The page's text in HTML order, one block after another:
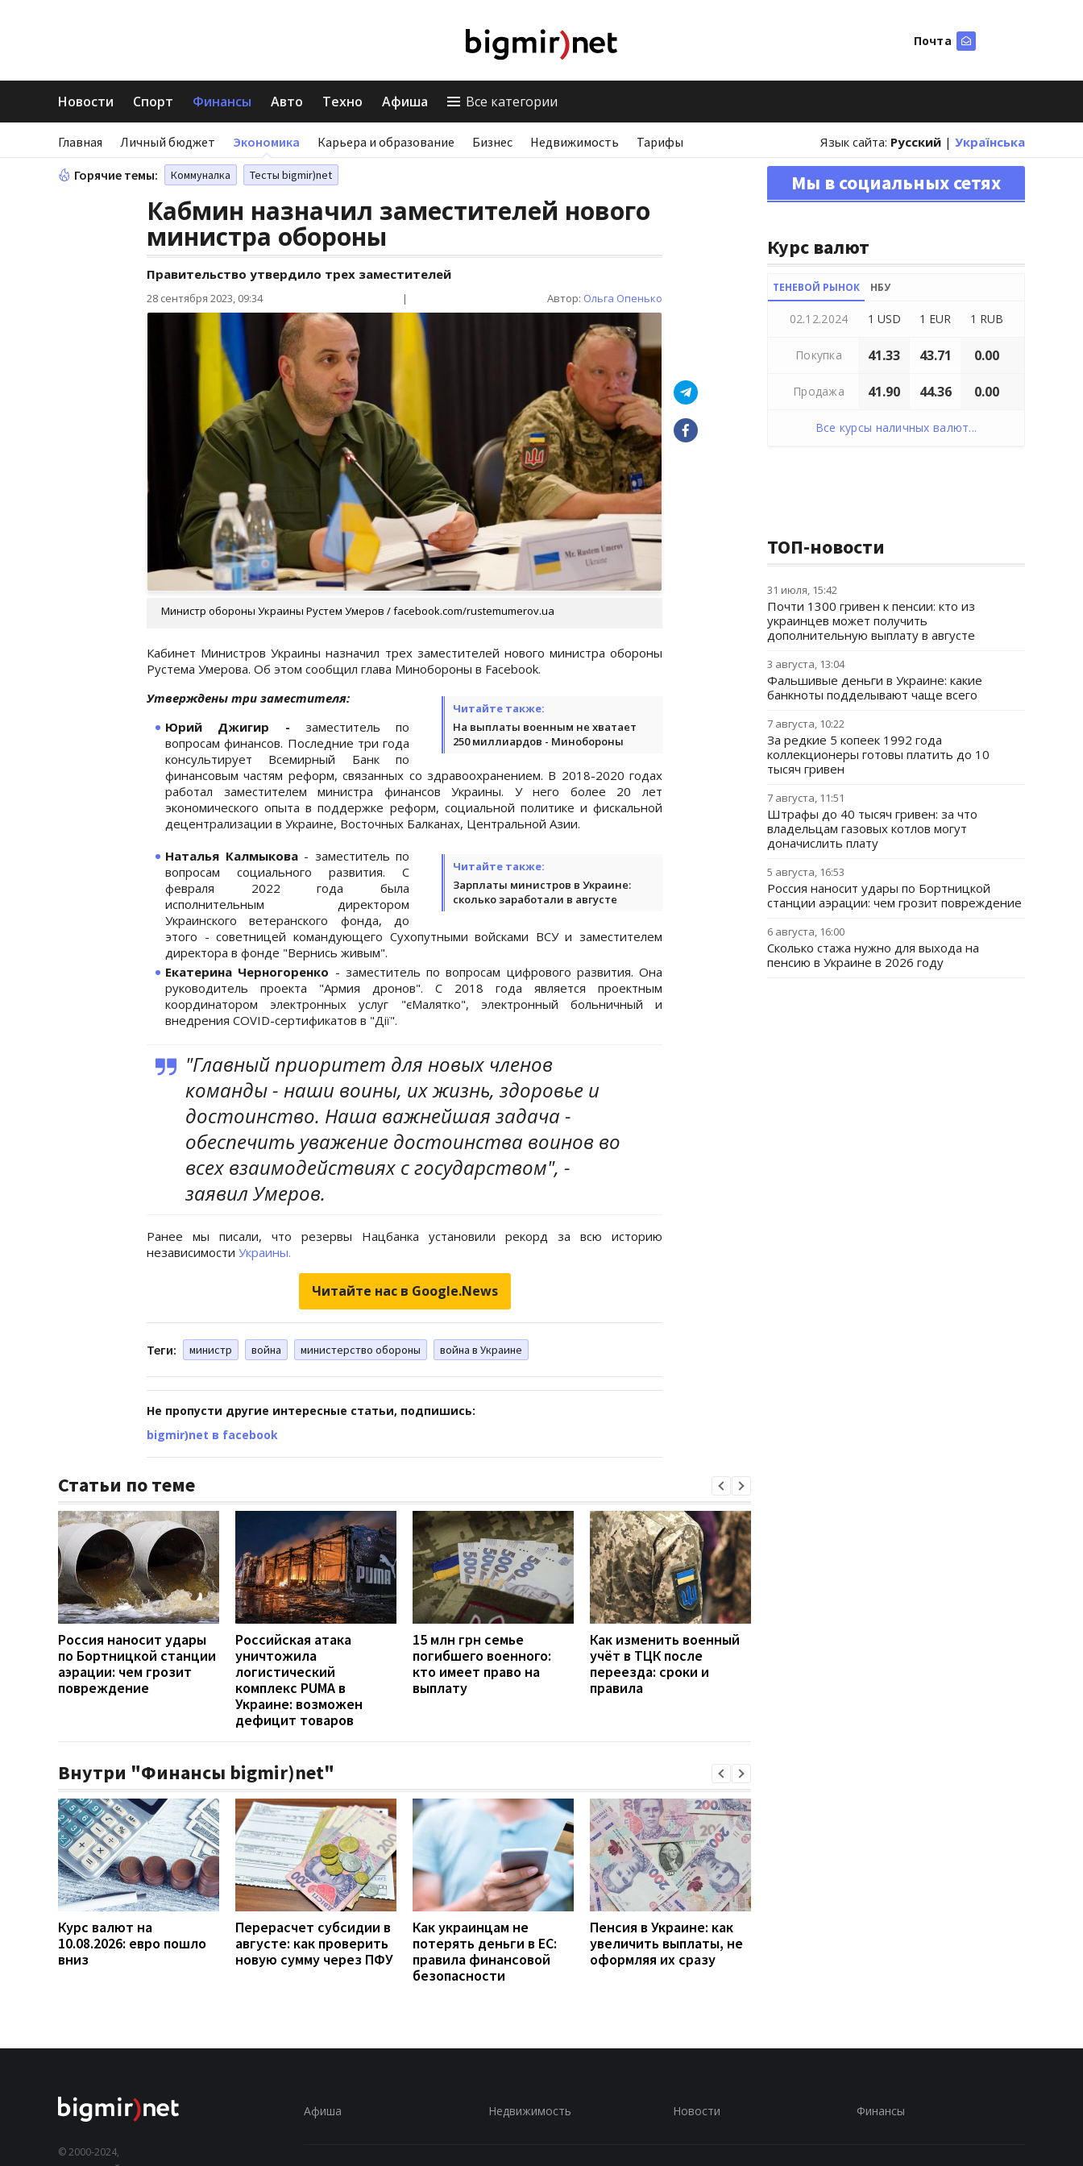
Почта
Новости Спорт Финансы Авто Техно Афиша Все категории
Главная Личный бюджет Экономика Карьера и образование Бизнес Недвижимость Тарифы Язык сайта: Русский | Українська
Горячие темы: Коммуналка Тесты bigmir)net
Кабмин назначил заместителей нового
министра обороны
Правительство утвердило трех заместителей
28 сентября 2023, 09:34 | Автор: Ольга Опенько
Министр обороны Украины Рустем Умеров / facebook.com/rustemumerov.ua
Кабинет Министров Украины назначил трех заместителей нового министра обороны
Рустема Умерова. Об этом сообщил глава Минобороны в Facebook.
Читайте также:
На выплаты военным не хватает
250 миллиардов - Минобороны
Утверждены три заместителя:
Юрий Джигир - заместитель по
вопросам финансов. Последние три года
консультирует Всемирный Банк по
финансовым частям реформ, связанных со здравоохранением. В 2018-2020 годах
работал заместителем министра финансов Украины. У него более 20 лет
экономического опыта в поддержке реформ, социальной политике и фискальной
децентрализации в Украине, Восточных Балканах, Центральной Азии.
Читайте также:
Зарплаты министров в Украине:
сколько заработали в августе
Наталья Калмыкова- заместитель по
вопросам социального развития. С
февраля 2022 года была
исполнительным директором
Украинского ветеранского фонда, до
этого - советницей командующего Сухопутными войсками ВСУ и заместителем
директора в фонде "Вернись живым".
Екатерина Черногоренко - заместитель по вопросам цифрового развития. Она
руководитель проекта "Армия дронов". С 2018 года является проектным
координатором электронных услуг "єМалятко", электронный больничный и
внедрения COVID-сертификатов в "Дії".
"Главный приоритет для новых членов
команды - наши воины, их жизнь, здоровье и
достоинство. Наша важнейшая задача -
обеспечить уважение достоинства воинов во
всех взаимодействиях с государством", -
заявил Умеров.
Ранее мы писали, что резервы Нацбанка установили рекорд за всю историю
независимости Украины.
Читайте нас в Google.News
Теги: министр война министерство обороны война в Украине
Не пропусти другие интересные статьи, подпишись:
bigmir)net в facebook
Статьи по теме
Россия наносит удары
по Бортницкой станции
аэрации: чем грозит
повреждение
Российская атака
уничтожила
логистический
комплекс PUMA в
Украине: возможен
дефицит товаров
15 млн грн семье
погибшего военного:
кто имеет право на
выплату
Как изменить военный
учёт в ТЦК после
переезда: сроки и
правила
Внутри "Финансы bigmir)net"
Курс валют на
10.08.2026: евро пошло
вниз
Перерасчет субсидии в
августе: как проверить
новую сумму через ПФУ
Как украинцам не
потерять деньги в ЕС:
правила финансовой
безопасности
Пенсия в Украине: как
увеличить выплаты, не
оформляя их сразу
Мы в социальных сетях
Курс валют
ТЕНЕВОЙ РЫНОК НБУ
02.12.2024 1 USD 1 EUR 1 RUB
Покупка 41.33 43.71 0.00
Продажа 41.90 44.36 0.00
Все курсы наличных валют...
ТОП-новости
31 июля, 15:42
Почти 1300 гривен к пенсии: кто из
украинцев может получить
дополнительную выплату в августе
3 августа, 13:04
Фальшивые деньги в Украине: какие
банкноты подделывают чаще всего
7 августа, 10:22
За редкие 5 копеек 1992 года
коллекционеры готовы платить до 10
тысяч гривен
7 августа, 11:51
Штрафы до 40 тысяч гривен: за что
владельцам газовых котлов могут
доначислить плату
5 августа, 16:53
Россия наносит удары по Бортницкой
станции аэрации: чем грозит повреждение
6 августа, 16:00
Сколько стажа нужно для выхода на
пенсию в Украине в 2026 году
© 2000-2024,
Афиша Недвижимость Новости Финансы